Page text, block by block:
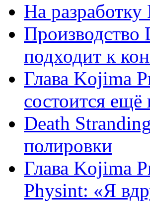
На разработку
Производство
подходит к
Глава Kojima
состоится ещё
Death
полировки
Глава Kojima
Physint: «Я